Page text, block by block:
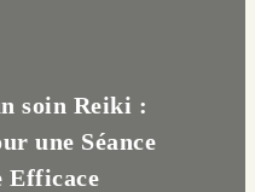
soin Reiki :
une Séance
Efficace